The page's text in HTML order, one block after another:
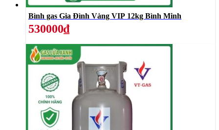
Bình gas Gia Đình Vàng VIP 12kg Bình Minh
530000₫